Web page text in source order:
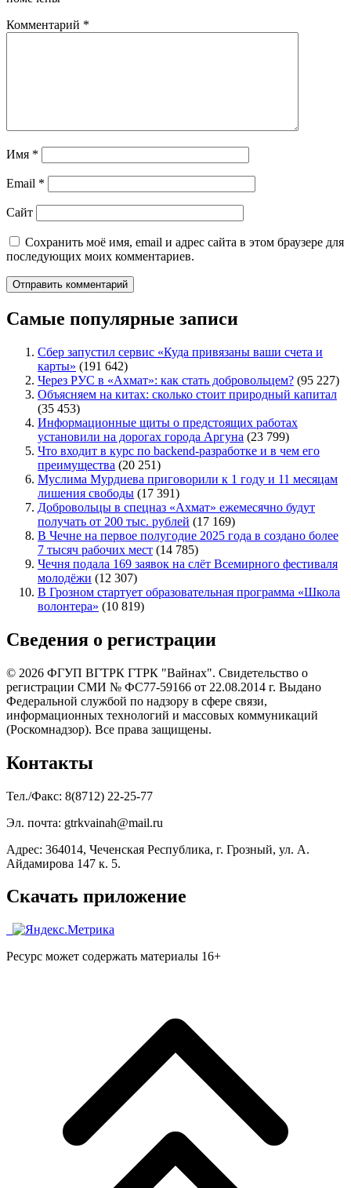
Комментарий *
Имя *
Email *
Сайт
Сохранить моё имя, email и адрес сайта в этом браузере для
последующих моих комментариев.
Самые популярные записи
Сбер запустил сервис «Куда привязаны ваши счета и
карты» (191 642)
Через РУС в «Ахмат»: как стать добровольцем? (95 227)
Объясняем на китах: сколько стоит природный капитал
(35 453)
Информационные щиты о предстоящих работах
установили на дорогах города Аргуна (23 799)
Что входит в курс по backend-разработке и в чем его
преимущества (20 251)
Муслима Мурдиева приговорили к 1 году и 11 месяцам
лишения свободы (17 391)
Добровольцы в спецназ «Ахмат» ежемесячно будут
получать от 200 тыс. рублей (17 169)
В Чечне на первое полугодие 2025 года в создано более
7 тысяч рабочих мест (14 785)
Чечня подала 169 заявок на слёт Всемирного фестиваля
молодёжи (12 307)
В Грозном стартует образовательная программа «Школа
волонтера» (10 819)
Сведения о регистрации
© 2026 ФГУП ВГТРК ГТРК "Вайнах". Свидетельство о
регистрации СМИ № ФС77-59166 от 22.08.2014 г. Выдано
Федеральной службой по надзору в сфере связи,
информационных технологий и массовых коммуникаций
(Роскомнадзор). Все права защищены.
Контакты
Тел./Факс: 8(8712) 22-25-77
Эл. почта: gtrkvainah@mail.ru
Адрес: 364014, Чеченская Республика, г. Грозный, ул. А.
Айдамирова 147 к. 5.
Скачать приложение
Ресурс может содержать материалы 16+